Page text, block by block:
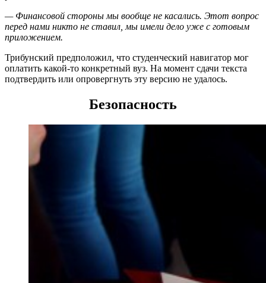
— Финансовой стороны мы вообще не касались. Этот вопрос
перед нами никто не ставил, мы имели дело уже с готовым
приложением.
Трибунский предположил, что студенческий навигатор мог
оплатить какой-то конкретный вуз. На момент сдачи текста
подтвердить или опровергнуть эту версию не удалось.
Безопасность